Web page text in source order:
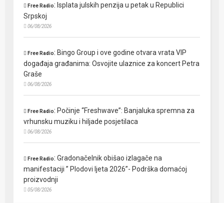
Free Radio: Isplata julskih penzija u petak u Republici
Srpskoj
06/08/2026
Free Radio: Bingo Group i ove godine otvara vrata VIP
događaja građanima: Osvojite ulaznice za koncert Petra
Graše
06/08/2026
Free Radio: Počinje “Freshwave”: Banjaluka spremna za
vrhunsku muziku i hiljade posjetilaca
06/08/2026
Free Radio:Gradonačelnik obišao izlagače na
manifestaciji ” Plodovi ljeta 2026”- Podrška domaćoj
proizvodnji
05/08/2026